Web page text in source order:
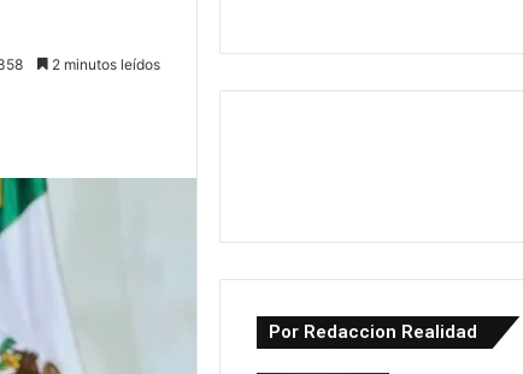
2 minutos leídos
Por Redaccion Realidad